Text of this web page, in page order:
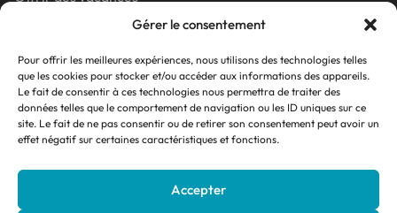
Gérer le consentement
Pour offrir les meilleures expériences, nous utilisons des technologies telles
que les cookies pour stocker et/ou accéder aux informations des appareils.
Le fait de consentir à ces technologies nous permettra de traiter des
données telles que le comportement de navigation ou les ID uniques sur ce
site. Le fait de ne pas consentir ou de retirer son consentement peut avoir un
effet négatif sur certaines caractéristiques et fonctions.
Accepter
Blog
Conseils
Inspiration